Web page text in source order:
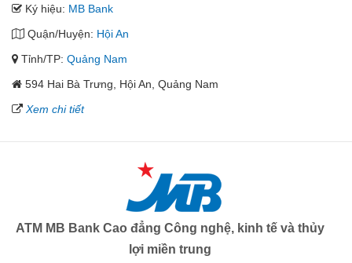
Ký hiệu: MB Bank
Quận/Huyện: Hội An
Tỉnh/TP: Quảng Nam
594 Hai Bà Trưng, Hội An, Quảng Nam
Xem chi tiết
ATM MB Bank Cao đẳng Công nghệ, kinh tế và thủy
lợi miền trung